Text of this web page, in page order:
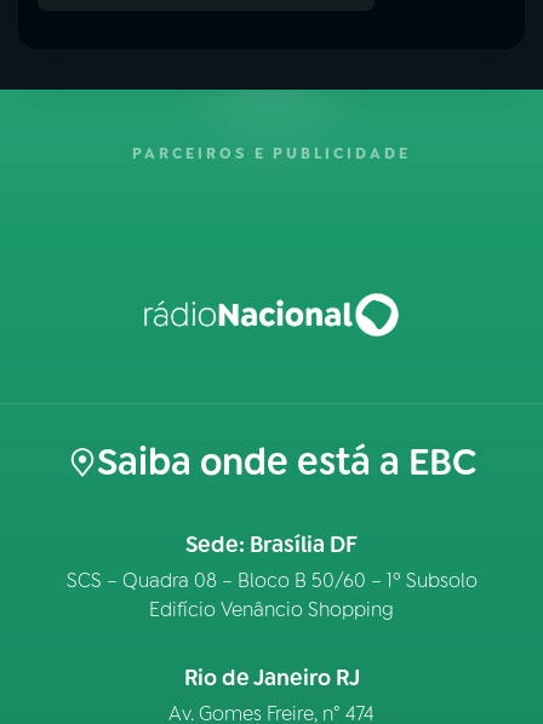
PARCEIROS E PUBLICIDADE
Saiba onde está a EBC
Sede: Brasília DF
SCS – Quadra 08 – Bloco B 50/60 – 1º Subsolo
Edifício Venâncio Shopping
Rio de Janeiro RJ
Av. Gomes Freire, n° 474